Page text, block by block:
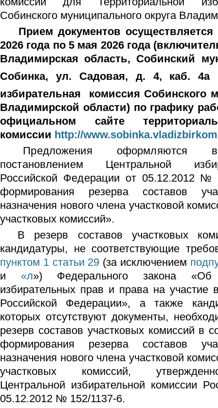
Собинского муниципального округа
Прием документов
2026 года по 5 мая 2026 года
Владимирская область, Собинский
Собинка, ул. Садовая, д. 4, каб. 4а
избирательная
комиссия Собинского
Владимирской области) по графику
официальном сайте
комиссии http://
Предложения оформляются
постановлением Центральной
Российской Федерации от 05.12.2012 №
формирования резерва составов
назначения нового члена участковой
участковых комиссий».
В резерв составов участковых
кандидатуры, не соответствующие
пунктом 1 статьи 29 (за исключением
и «л») Федерального закона «Об
избирательных прав и права на участие
Российской Федерации», а также
которых отсутствуют документы,
резерв составов участковых комиссий в
формирования резерва составов
назначения нового члена участковой
участковых комиссий,
Центральной избирательной комиссии
05.12.2012 № 152/1137-6.